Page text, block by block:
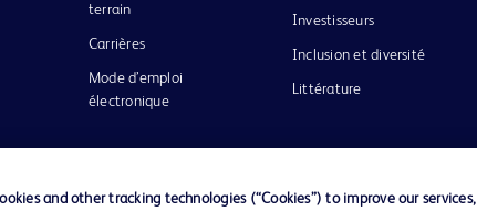
terrain
Carrières
Mode d’emploi
électronique
Investisseurs
Inclusion et diversité
Littérature
and other tracking technologies (“Cookies”) to improve our services,